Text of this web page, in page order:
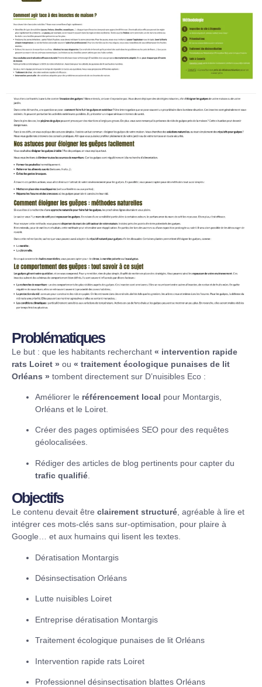
Problématiques
Le but : que les habitants recherchant « intervention rapide
rats Loiret » ou « traitement écologique punaises de lit
Orléans » tombent directement sur D’nuisibles Eco :
Améliorer le référencement local pour Montargis,
Orléans et le Loiret.
Créer des pages optimisées SEO pour des requêtes
géolocalisées.
Rédiger des articles de blog pertinents pour capter du
trafic qualifié
Objectifs
Le contenu devait être clairement structuré , agréable à lire et
intégrer ces mots-clés sans sur-optimisation, pour plaire à
Google… et aux humains qui lisent les textes.
Dératisation Montargis
Désinsectisation Orléans
Lutte nuisibles Loiret
Entreprise dératisation Montargis
Traitement écologique punaises de lit Orléans
Intervention rapide rats Loiret
Professionnel désinsectisation blattes Orléans